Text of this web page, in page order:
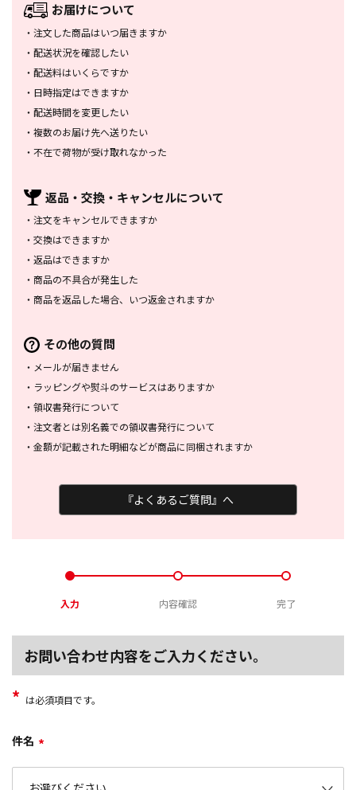
お届けについて
・ 注文した商品はいつ届きますか
・ 配送状況を確認したい
・ 配送料はいくらですか
・ 日時指定はできますか
・ 配送時間を変更したい
・ 複数のお届け先へ送りたい
・ 不在で荷物が受け取れなかった
返品・交換・ キャンセルについて
・ 注文をキャンセルできますか
・ 交換はできますか
・ 返品はできますか
・ 商品の不具合が発生した
・ 商品を返品した場合、 いつ返金されますか
その他の質問
・ メールが届きません
・ ラッピングや熨斗のサービスはありますか
・ 領収書発行について
・ 注文者とは別名義での領収書発行について
・ 金額が記載された明細などが商品に同梱されますか
『よくあるご質問』へ
入力 内容確認 完了
お問い合わせ内容をご入力ください。
* は必須項目です。
件名 *